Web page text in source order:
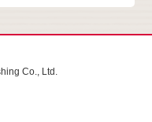
Co., Ltd.